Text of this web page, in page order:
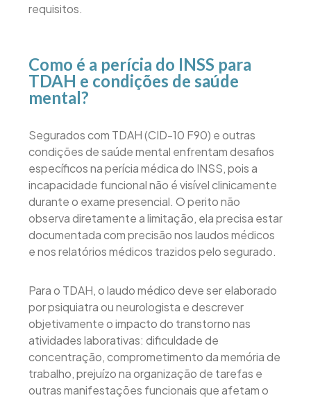
requisitos.
Como é a perícia do INSS para
TDAH e condições de saúde
mental?
Segurados com TDAH (CID-10 F90) e outras
condições de saúde mental enfrentam desafios
específicos na perícia médica do INSS, pois a
incapacidade funcional não é visível clinicamente
durante o exame presencial. O perito não
observa diretamente a limitação, ela precisa estar
documentada com precisão nos laudos médicos
e nos relatórios médicos trazidos pelo segurado.
Para o TDAH, o laudo médico deve ser elaborado
por psiquiatra ou neurologista e descrever
objetivamente o impacto do transtorno nas
atividades laborativas: dificuldade de
concentração, comprometimento da memória de
trabalho, prejuízo na organização de tarefas e
outras manifestações funcionais que afetam o